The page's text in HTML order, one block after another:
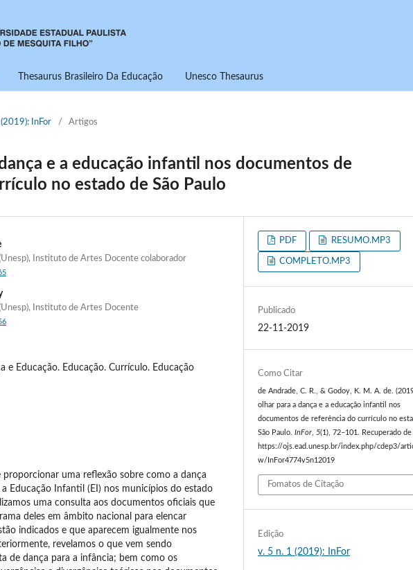
Thesaurus Brasileiro Da Educação Unesco Thesaurus
InFor / Artigos
e a educação infantil nos documentos de
no estado de São Paulo
Instituto de Artes Docente colaborador
Instituto de Artes Docente
e Educação. Educação. Currículo. Educação
uma reflexão sobre como a dança
Educação Infantil (EI) nos municípios do estado
uma consulta aos documentos oficiais que
deles em âmbito nacional para elencar
indicados e que aparecem igualmente nos
revelamos o que vem sendo
de dança para a infância; bem como os
PDF RESUMO.MP3
COMPLETO.MP3
Publicado
22-11-2019
Como Citar
de Andrade, C. R., & Godoy, K. M. A. de.
olhar para a dança e a educação infantil nos
documentos de referência do currículo no
São Paulo.InFor ,5(1), 72–101. Recuperado de
https://ojs.ead.unesp.br/index.php/cdep3/
w/InFor4774v5n12019
Fomatos de Citação
Edição
v. 5 n. 1 (2019): InFor